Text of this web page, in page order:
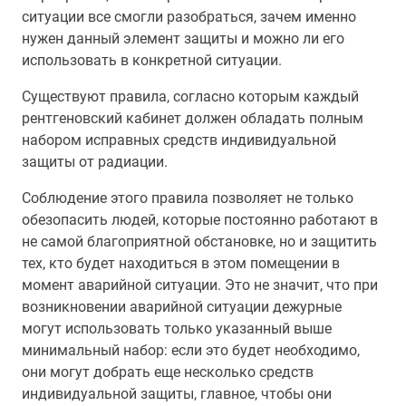
ситуации все смогли разобраться, зачем именно
нужен данный элемент защиты и можно ли его
использовать в конкретной ситуации.
Существуют правила, согласно которым каждый
рентгеновский кабинет должен обладать полным
набором исправных средств индивидуальной
защиты от радиации.
Соблюдение этого правила позволяет не только
обезопасить людей, которые постоянно работают в
не самой благоприятной обстановке, но и защитить
тех, кто будет находиться в этом помещении в
момент аварийной ситуации. Это не значит, что при
возникновении аварийной ситуации дежурные
могут использовать только указанный выше
минимальный набор: если это будет необходимо,
они могут добрать еще несколько средств
индивидуальной защиты, главное, чтобы они